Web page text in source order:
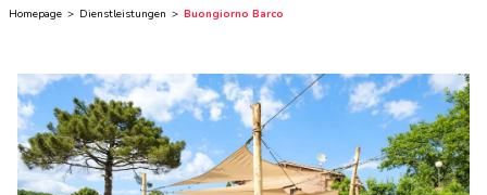
Dienstleistungen
Aktivität
Esperienze
Homepage Dienstleistungen Buongiorno Barco